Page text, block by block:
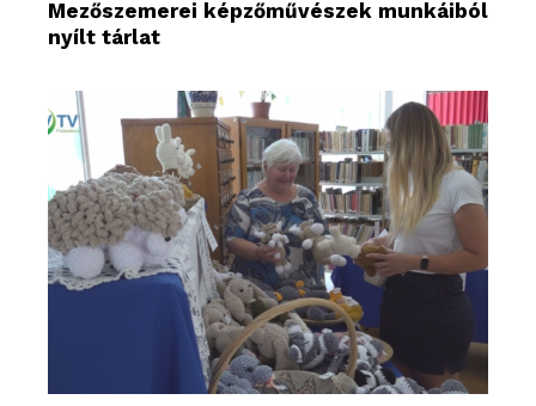
Mezőszemerei képzőművészek munkáiból
nyílt tárlat